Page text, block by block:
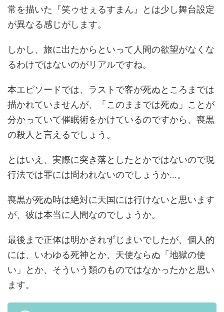
常を描いた『笑ゥせぇるすまん』とは少し舞台設定
が異なる感じがします。
しかし、旅に出たからといって人間の欲望がなくな
るわけではないのがリアルですね。
本エピソードでは、ラストで客が死ぬところまでは
描かれていませんが、「このままでは死ぬ」ことが
分かっていて催眠術をかけているのですから、喪黒
の殺人と言えるでしょう。
とはいえ、実際に突き落としたとかではないので現
行法では罪には問われないのでしょうか…。
喪黒が死ぬ時は絶対に天国には行けないと思います
が、彼は本当に人間なのでしょうか。
最後まで正体は明かされずじまいでしたが、個人的
には、いわゆる死神とか、天使ならぬ「地獄の使
い」とか、そういう類のものではなかったかと思い
ます。